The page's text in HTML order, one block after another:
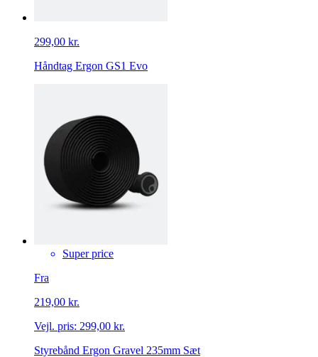
299,00 kr.
Håndtag Ergon GS1 Evo
Super price
Fra
219,00 kr.
Vejl. pris: 299,00 kr.
Styrebånd Ergon Gravel 235mm Sæt